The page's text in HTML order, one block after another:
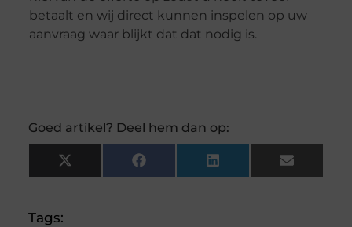
betaalt en wij direct kunnen inspelen op uw
aanvraag waar blijkt dat dat nodig is.
Goed artikel? Deel hem dan op:
X
(Twitter)
Facebook LinkedIn Email
Tags: